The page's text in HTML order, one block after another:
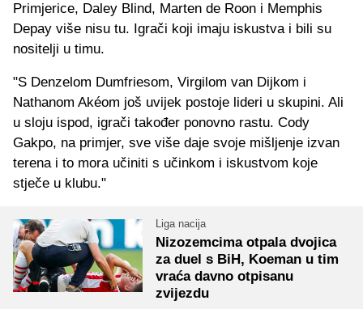
Primjerice, Daley Blind, Marten de Roon i Memphis
Depay više nisu tu. Igrači koji imaju iskustva i bili su
nositelji u timu.
"S Denzelom Dumfriesom, Virgilom van Dijkom i
Nathanom Akéom još uvijek postoje lideri u skupini. Ali
u sloju ispod, igrači također ponovno rastu. Cody
Gakpo, na primjer, sve više daje svoje mišljenje izvan
terena i to mora učiniti s učinkom i iskustvom koje
stječe u klubu."
Liga nacija
Nizozemcima otpala dvojica
za duel s BiH, Koeman u tim
vraća davno otpisanu
zvijezdu